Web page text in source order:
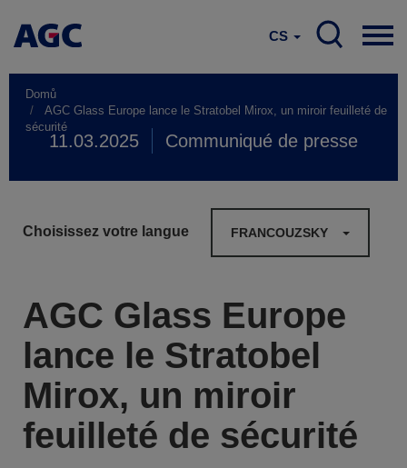
CS
Domů
AGC Glass Europe lance le Stratobel Mirox, un miroir feuilleté de
sécurité
11.03.2025 Communiqué de presse
Choisissez votre langue FRANCOUZSKY
AGC Glass Europe
lance le Stratobel
Mirox, un miroir
feuilleté de sécurité